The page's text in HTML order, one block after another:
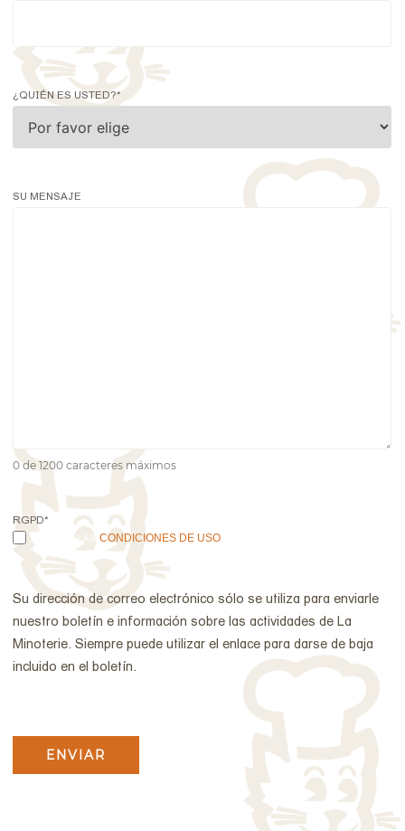
¿QUIÉN ES USTED?*
SU MENSAJE
0 de 1200 caracteres máximos
RGPD*
ACEPTO LASCONDICIONES DE USO
Su dirección de correo electrónico sólo se utiliza para enviarle
nuestro boletín e información sobre las actividades de La
Minoterie. Siempre puede utilizar el enlace para darse de baja
incluido en el boletín.